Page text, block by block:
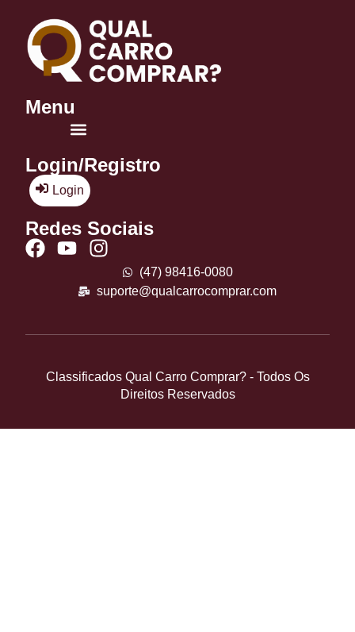
Menu
Login/Registro
Login
Redes Sociais
(47) 98416-0080
suporte@qualcarrocomprar.com
Classificados Qual Carro Comprar? - Todos Os
Direitos Reservados